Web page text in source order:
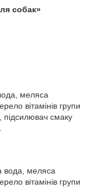
собак»
меляса
вітамінів групи
підсилювач смаку
меляса
вітамінів групи